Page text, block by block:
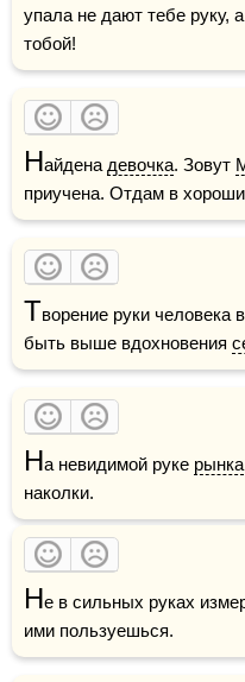
упала не дают тебе руку,
тобой!
Найдена девочка. Зовут
приучена. Отдам в
Творение руки человека в
быть выше вдохновения
На невидимой руке рынка
наколки.
Не в сильных руках
ими пользуешься.